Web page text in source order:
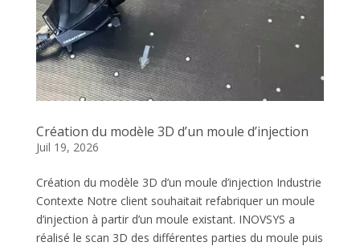
Création du modèle 3D d’un moule d’injection
Juil 19, 2026
Création du modèle 3D d’un moule d’injection Industrie
Contexte Notre client souhaitait refabriquer un moule
d’injection à partir d’un moule existant. INOVSYS a
réalisé le scan 3D des différentes parties du moule puis